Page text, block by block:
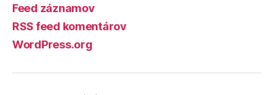
Feed záznamov
RSS feed komentárov
WordPress.org